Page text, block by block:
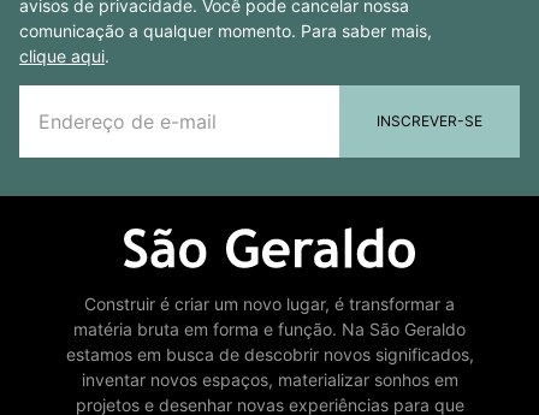
avisos de privacidade. Você pode cancelar nossa
comunicação a qualquer momento. Para saber mais,
clique aqui.
INSCREVER-SE
Construir é criar um novo lugar, é transformar a
matéria bruta em forma e função. Na São Geraldo
estamos em busca de descobrir novos significados,
inventar novos espaços, materializar sonhos em
projetos e desenhar novas experiências para que